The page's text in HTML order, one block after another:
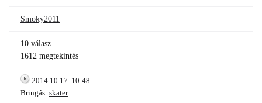
Smoky2011
10 válasz
1612 megtekintés
2014.10.17. 10:48
Bringás: skater